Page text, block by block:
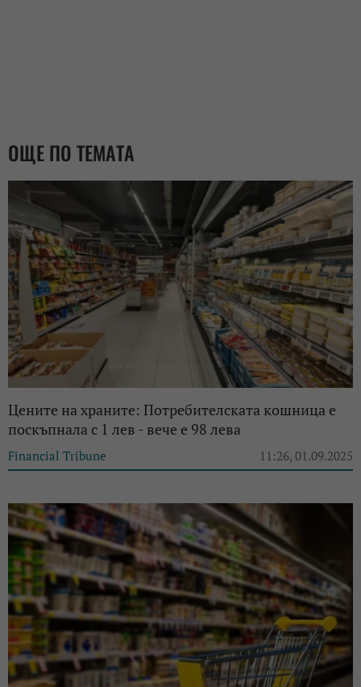
ОЩЕ ПО ТЕМАТА
Цените на храните: Потребителската кошница е
поскъпнала с 1 лев - вече е 98 лева
Financial Tribune 11:26, 01.09.2025